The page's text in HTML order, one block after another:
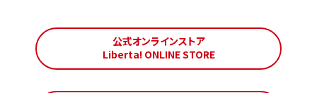
公式オンラインストア
Liberta! ONLINE STORE